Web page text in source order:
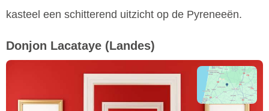
kasteel een schitterend uitzicht op de Pyreneeën.
Donjon Lacataye (Landes)